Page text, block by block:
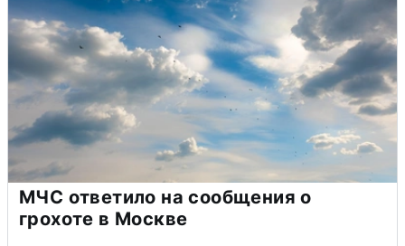
МЧС ответило на сообщения о
грохоте в Москве